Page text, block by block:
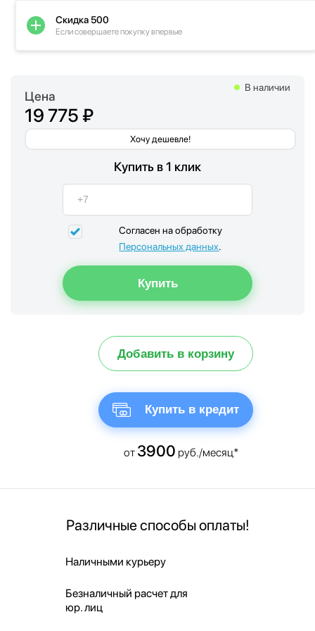
Цена
19 775 ₽
Хочу дешевле!
В наличии
Купить в 1 клик
Согласен на обработку
Персональных данных.
Добавить в корзину
Купить в кредит
от 3900 руб./месяц*
Скидка 500
Если совершаете покупку впервые
Различные способы оплаты!
Наличными курьеру
Безналичный расчет для
юр. лиц